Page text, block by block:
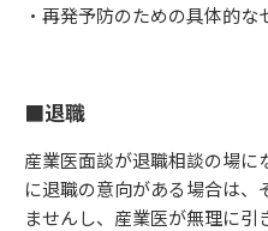
・再発予防のための具体的な
■退職
産業医面談が退職相談の場に
に退職の意向がある場合は
ませんし、産業医が無理に